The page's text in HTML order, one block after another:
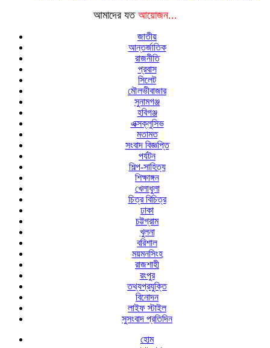
আমাদের যত আয়োজন...
জাতীয়
আন্তর্জাতিক
রাজনীতি
প্রবাস
সিলেট
মৌলভীবাজার
সুনামগঞ্জ
হবিগঞ্জ
এক্সক্লুসিভ
মতামত
সংবাদ বিজ্ঞপ্তি
পর্যটন
শিল্প-সাহিত্য
শিক্ষাঙ্গন
খেলাধুলা
চিত্র বিচিত্র
ঢাকা
চট্টগ্রাম
খুলনা
বরিশাল
ময়মনসিংহ
রাজশাহী
রংপুর
তথ্যপ্রযুক্তি
বিনোদন
লাইফ স্টাইল
সুসংবাদ প্রতিদিন
হোম